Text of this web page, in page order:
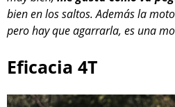
bien en los saltos. Además la
pero hay que agarrarla, es una
Eficacia 4T